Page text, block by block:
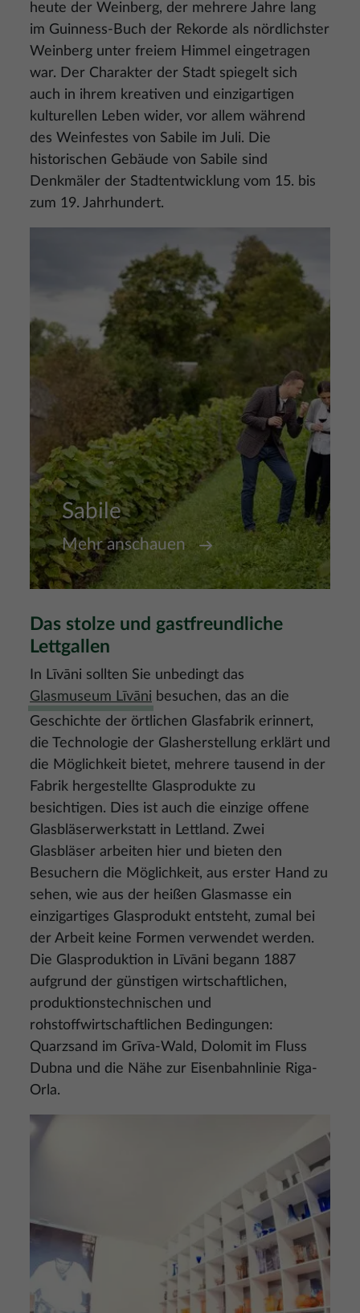
heute der Weinberg, der mehrere Jahre lang
im Guinness-Buch der Rekorde als nördlichster
Weinberg unter freiem Himmel eingetragen
war. Der Charakter der Stadt spiegelt sich
auch in ihrem kreativen und einzigartigen
kulturellen Leben wider, vor allem während
des Weinfestes von Sabile im Juli. Die
historischen Gebäude von Sabile sind
Denkmäler der Stadtentwicklung vom 15. bis
zum 19. Jahrhundert.
Sabile
Mehr anschauen
Das stolze und gastfreundliche
Lettgallen
In Līvāni sollten Sie unbedingt das
Glasmuseum Līvāni besuchen, das an die
Geschichte der örtlichen Glasfabrik erinnert,
die Technologie der Glasherstellung erklärt und
die Möglichkeit bietet, mehrere tausend in der
Fabrik hergestellte Glasprodukte zu
besichtigen. Dies ist auch die einzige offene
Glasbläserwerkstatt in Lettland. Zwei
Glasbläser arbeiten hier und bieten den
Besuchern die Möglichkeit, aus erster Hand zu
sehen, wie aus der heißen Glasmasse ein
einzigartiges Glasprodukt entsteht, zumal bei
der Arbeit keine Formen verwendet werden.
Die Glasproduktion in Līvāni begann 1887
aufgrund der günstigen wirtschaftlichen,
produktionstechnischen und
rohstoffwirtschaftlichen Bedingungen:
Quarzsand im Grīva-Wald, Dolomit im Fluss
Dubna und die Nähe zur Eisenbahnlinie Riga-
Orla.
Bild